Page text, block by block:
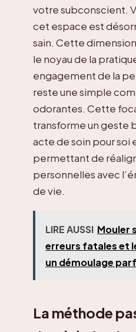
votre subconscient.
cet espace est
sain. Cette
le noyau de la
engagement de la
reste une simple
odorantes. Cette
transforme un geste
acte de soin pour soi
permettant de
personnelles avec
de vie.
LIRE AUSSI Mouler
erreurs fatales et
un démoulage
La méthode